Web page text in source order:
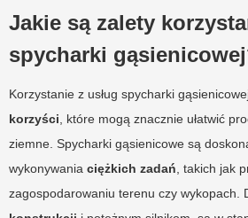
Jakie są zalety
spycharki
Korzystanie z usług spycharki
korzyści, które mogą znacznie ułatwić
ziemne. Spycharki gąsienicowe są
wykonywania ciężkich zadań, takich jak
zagospodarowaniu terenu czy wykopach.